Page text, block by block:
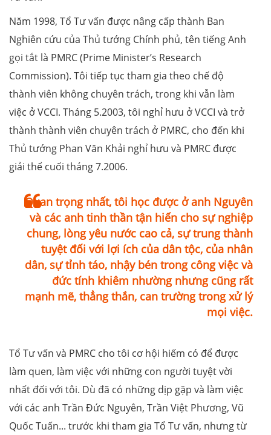
Năm 1998, Tổ Tư vấn được nâng cấp thành Ban
Nghiên cứu của Thủ tướng Chính phủ, tên tiếng Anh
gọi tắt là PMRC (Prime Minister’s Research
Commission). Tôi tiếp tục tham gia theo chế độ
thành viên không chuyên trách, trong khi vẫn làm
việc ở VCCI. Tháng 5.2003, tôi nghỉ hưu ở VCCI và trở
thành thành viên chuyên trách ở PMRC, cho đến khi
Thủ tướng Phan Văn Khải nghỉ hưu và PMRC được
giải thể cuối tháng 7.2006.
Quan trọng nhất, tôi học được ở anh Nguyên
và các anh tinh thần tận hiến cho sự nghiệp
chung, lòng yêu nước cao cả, sự trung thành
tuyệt đối với lợi ích của dân tộc, của nhân
dân, sự tỉnh táo, nhậy bén trong công việc và
đức tính khiêm nhường nhưng cũng rất
mạnh mẽ, thẳng thắn, can trường trong xử lý
mọi việc.
Tổ Tư vấn và PMRC cho tôi cơ hội hiếm có để được
làm quen, làm việc với những con người tuyệt vời
nhất đối với tôi. Dù đã có những dịp gặp và làm việc
với các anh Trần Đức Nguyên, Trần Việt Phương, Vũ
Quốc Tuấn... trước khi tham gia Tổ Tư vấn, nhưng từ